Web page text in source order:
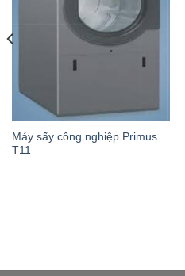
Máy sấy công nghiệp Primus
T11